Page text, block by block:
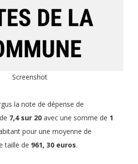
Screenshot
la note de dépense de
7,4 sur 20 avec une somme de 1
pour une moyenne de
taille de 961, 30 euros.